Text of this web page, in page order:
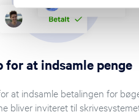
for at indsamle penge
at indsamle betalingen for
bliver inviteret til